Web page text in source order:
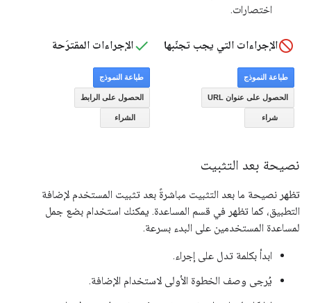
اختصارات.
الإجراءات التي يجب تجنّبها الإجراءات المقترَحة
نصيحة بعد التثبيت
تظهر نصيحة ما بعد التثبيت مباشرةً بعد تثبيت المستخدم لإضافة
التطبيق، كما تظهر في قسم المساعدة. يمكنك استخدام بضع جمل
لمساعدة المستخدمين على البدء بسرعة.
ابدأ بكلمة تدل على إجراء.
يُرجى وصف الخطوة الأولى لاستخدام الإضافة.